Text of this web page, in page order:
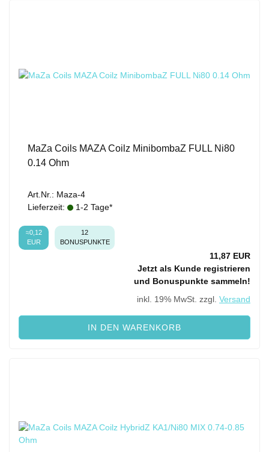
MaZa Coils MAZA Coilz MinibombaZ FULL Ni80
0.14 Ohm
Art.Nr.: Maza-4
Lieferzeit:
1-2 Tage*
12
BONUSPUNKTE
≈0,12
EUR
11,87 EUR
Jetzt als Kunde registrieren
und Bonuspunkte sammeln!
inkl. 19% MwSt. zzgl. Versand
IN DEN WARENKORB